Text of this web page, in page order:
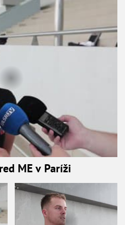
ME v Paríži